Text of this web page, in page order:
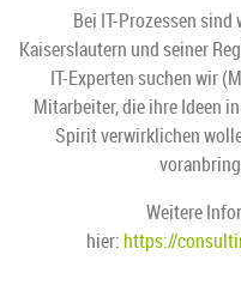
Bei IT-Prozessen
Kaiserslautern und seiner
IT-Experten suchen wir
Mitarbeiter, die ihre Ideen
Spirit verwirklichen
Weitere
hier:https://